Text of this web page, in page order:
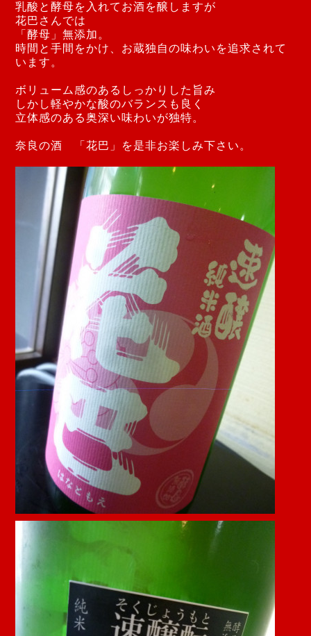
乳酸と酵母を入れてお酒を醸しますが
花巴さんでは
「酵母」無添加。
時間と手間をかけ、お蔵独自の味わいを追求されて
います。
ボリューム感のあるしっかりした旨み
しかし軽やかな酸のバランスも良く
立体感のある奥深い味わいが独特。
奈良の酒 「花巴」を是非お楽しみ下さい。